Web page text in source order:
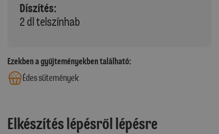
Díszítés:
2 dl telszínhab
Ezekben a gyűjteményekben található:
Édes sütemények
Elkészítés lépésről lépésre